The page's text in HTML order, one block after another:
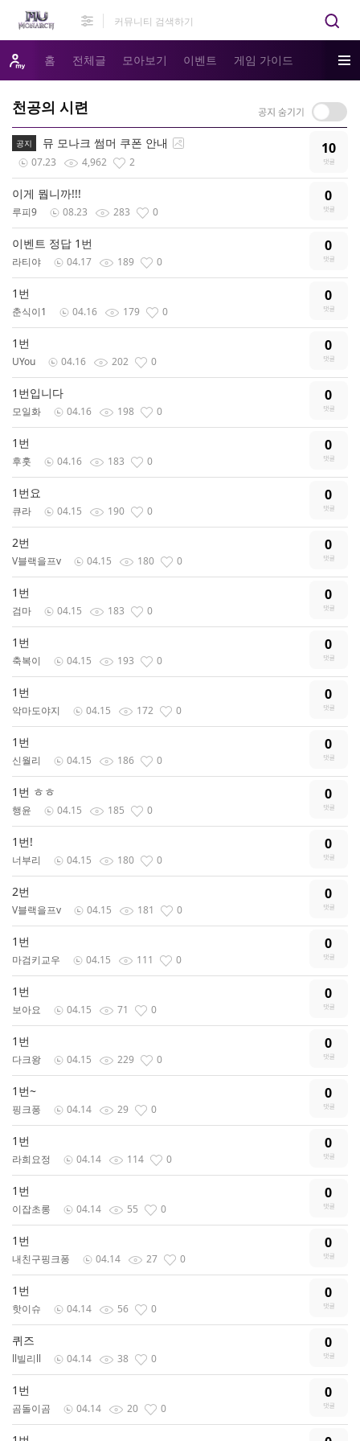
홈 전체글 모아보기 이벤트 게임 가이드
천공의 시련
공지 뮤 모나크 썸머 쿠폰 안내 10
07.23 4,962 2
이게 뭡니까!!! 0
루피9 08.23 283 0
이벤트 정답 1번 0
라티야 04.17 189 0
1번 0
춘식이1 04.16 179 0
1번 0
UYou 04.16 202 0
1번입니다 0
모일화 04.16 198 0
1번 0
후훗 04.16 183 0
1번요 0
큐라 04.15 190 0
2번 0
V블랙을프v 04.15 180 0
1번 0
검마 04.15 183 0
1번 0
축복이 04.15 193 0
1번 0
악마도야지 04.15 172 0
1번 0
신월리 04.15 186 0
1번 ㅎㅎ 0
행윤 04.15 185 0
1번! 0
너부리 04.15 180 0
2번 0
V블랙을프v 04.15 181 0
1번 0
마검키교우 04.15 111 0
1번 0
보아요 04.15 71 0
1번 0
다크왕 04.15 229 0
1번~ 0
핑크퐁 04.14 29 0
1번 0
라희요정 04.14 114 0
1번 0
이잡초롱 04.14 55 0
1번 0
내친구핑크퐁 04.14 27 0
1번 0
핫이슈 04.14 56 0
퀴즈 0
ll빌리ll 04.14 38 0
1번 0
곰돌이곰 04.14 20 0